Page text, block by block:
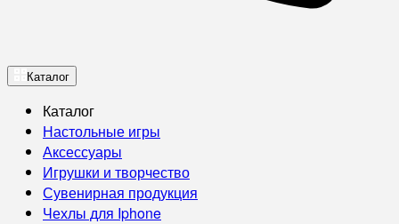
Каталог
Каталог
Настольные игры
Аксессуары
Игрушки и творчество
Сувенирная продукция
Чехлы для Iphone